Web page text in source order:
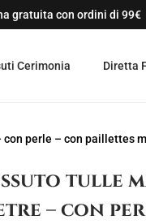
gratuita con ordini di 99€
Cerimonia Diretta
perle – con paillettes
tulle
– con